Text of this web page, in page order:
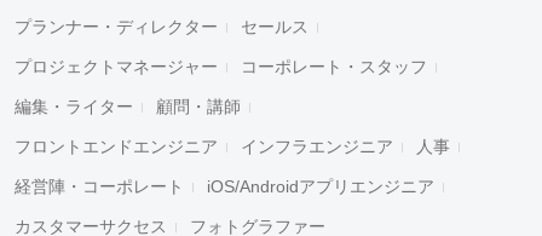
プランナー・ディレクター セールス
プロジェクトマネージャー コーポレート・スタッフ
編集・ライター 顧問・講師
フロントエンドエンジニア インフラエンジニア 人事
経営陣・コーポレート iOS/Androidアプリエンジニア
カスタマーサクセス フォトグラファー